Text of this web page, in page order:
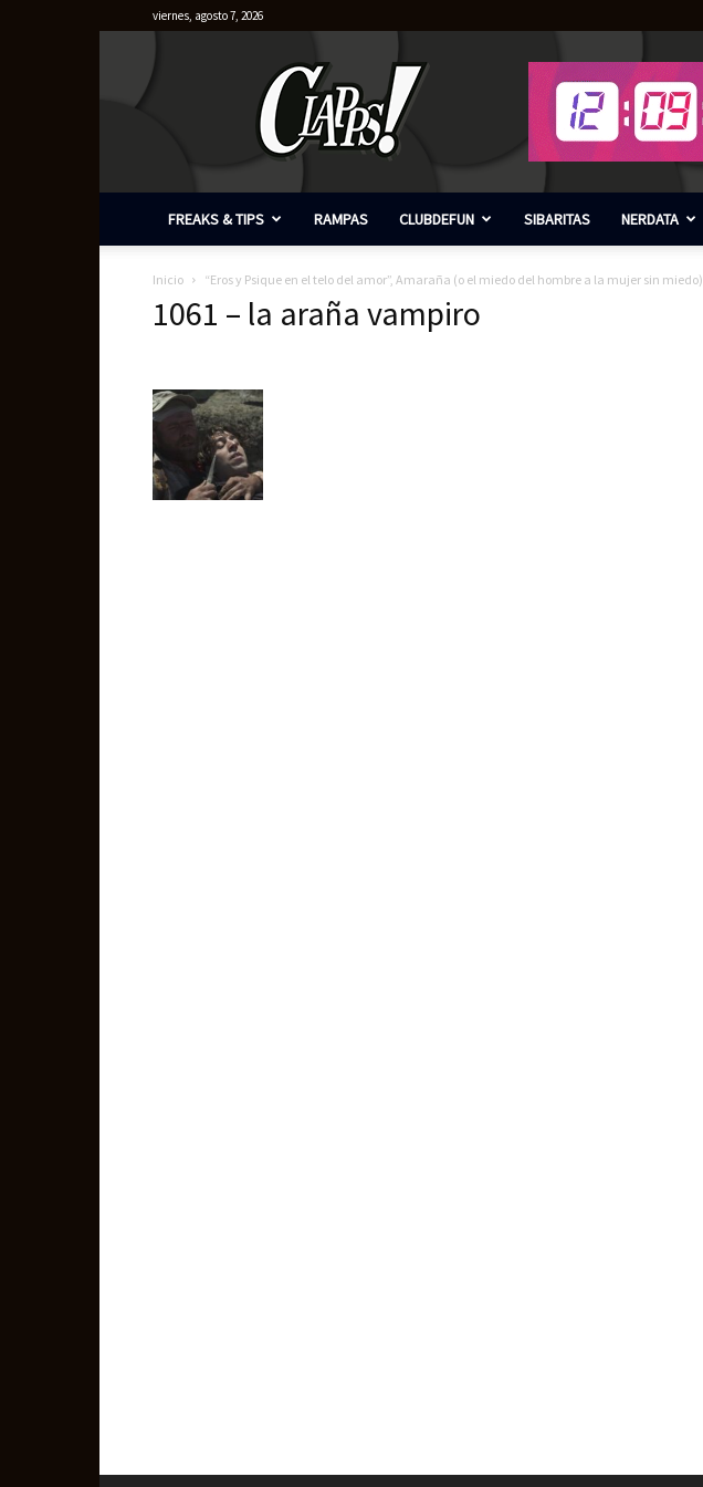
viernes, agosto 7, 2026
FREAKS & TIPS RAMPAS CLUBDEFUN SIBARITAS NERDATA
Inicio “Eros y Psique en el telo del amor”, Amaraña (o el miedo del hombre a la mujer sin miedo)
1061 – la araña vampiro